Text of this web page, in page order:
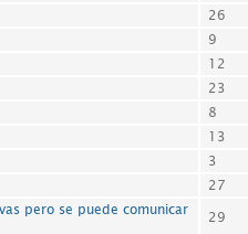
26
9
12
23
8
13
3
27
pero se puede comunicar
29